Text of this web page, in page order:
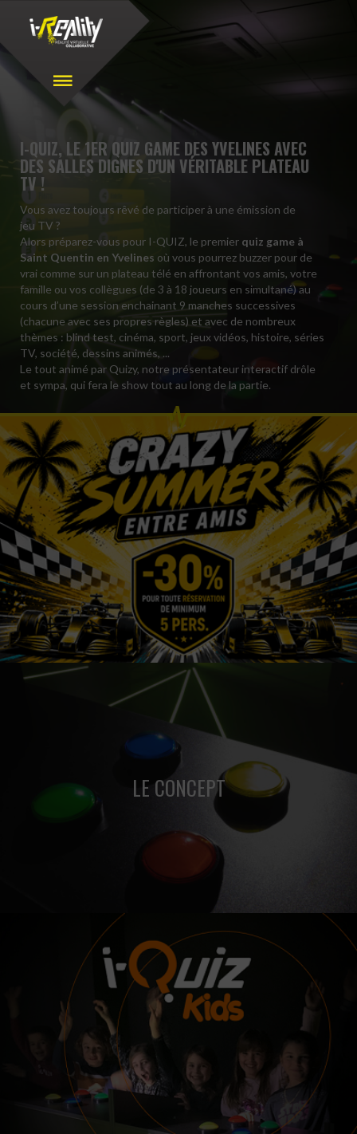
I-QUIZ, LE 1ER QUIZ GAME DES YVELINES AVEC
DES SALLES DIGNES D'UN VÉRITABLE PLATEAU
TV !
Vous avez toujours rêvé de participer à une émission de
jeu TV ?
Alors préparez-vous pour I-QUIZ, le premier quiz game à
Saint Quentin en Yvelines où vous pourrez buzzer pour de
vrai comme sur un plateau télé en affrontant vos amis, votre
famille ou vos collègues (de 3 à 18 joueurs en simultané) au
cours d’une session enchainant 9 manches successives
(chacune avec ses propres règles) et avec de nombreux
thèmes : blind test, cinéma, sport, jeux vidéos, histoire, séries
TV, société, dessins animés, ...
Le tout animé par Quizy, notre présentateur interactif drôle
et sympa, qui fera le show tout au long de la partie.
Cet été il va faire chaud ... et les prix vont fondre !
LE CONCEPT
Tout savoir sur notre concept de Quiz Room.